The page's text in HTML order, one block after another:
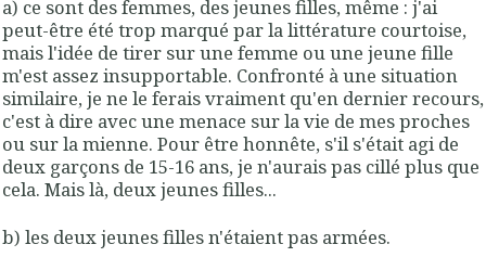
a) ce sont des femmes, des jeunes filles, même : j'ai
peut-être été trop marqué par la littérature courtoise,
mais l'idée de tirer sur une femme ou une jeune fille
m'est assez insupportable. Confronté à une situation
similaire, je ne le ferais vraiment qu'en dernier recours,
c'est à dire avec une menace sur la vie de mes proches
ou sur la mienne. Pour être honnête, s'il s'était agi de
deux garçons de 15-16 ans, je n'aurais pas cillé plus que
cela. Mais là, deux jeunes filles...
b) les deux jeunes filles n'étaient pas armées.